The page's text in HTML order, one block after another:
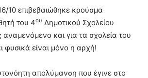
10 επιβεβαιώθηκε κρούσμα
του 4ου Δημοτικού Σχολείου
και για τα σχολεία του
φυσικά είναι μόνο η αρχή!
απολύμανση που έγινε στο